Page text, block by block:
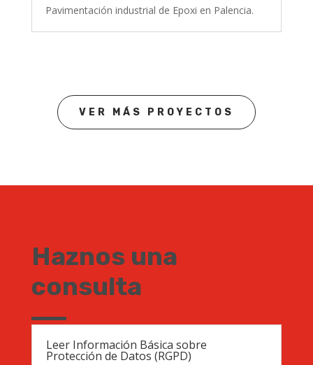
Pavimentación industrial de Epoxi en Palencia.
VER MÁS PROYECTOS
Haznos una
consulta
Leer Información Básica sobre
Protección de Datos (RGPD)